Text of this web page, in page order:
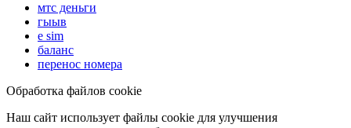
мтс деньги
гыыв
e sim
баланс
перенос номера
Обработка файлов cookie
Наш сайт использует файлы cookie для улучшения